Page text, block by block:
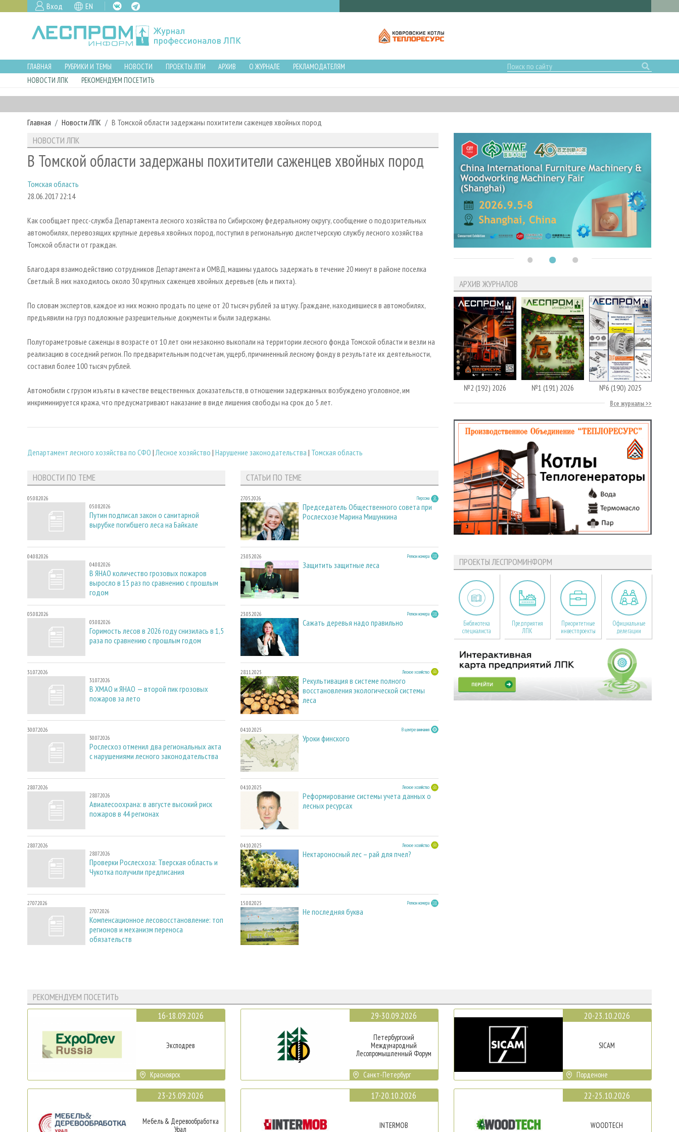
Вход EN
ГЛАВНАЯ РУБРИКИ И ТЕМЫ НОВОСТИ ПРОЕКТЫ ЛПИ АРХИВ О ЖУРНАЛЕ
РЕКЛАМОДАТЕЛЯМ
НОВОСТИ ЛПК
РЕКОМЕНДУЕМ ПОСЕТИТЬ
Главная Новости ЛПК В Томской области задержаны похитители саженцев хвойных пород
НОВОСТИ ЛПК
В Томской области задержаны похитители саженцев хвойных пород
Томская область
28.06.2017 22:14
Как сообщает пресс-служба Департамента лесного хозяйства по Сибирскому федеральному округу, сообщение о подозрительных
автомобилях, перевозящих крупные деревья хвойных пород, поступил в региональную диспетчерскую службу лесного хозяйства
Томской области от граждан.
Благодаря взаимодействию сотрудников Департамента и ОМВД, машины удалось задержать в течение 20 минут в районе поселка
Светлый. В них находилось около 30 крупных саженцев хвойных деревьев (ель и пихта).
По словам экспертов, каждое из них можно продать по цене от 20 тысяч рублей за штуку. Граждане, находившиеся в автомобилях,
предъявили на груз подложные разрешительные документы и были задержаны.
Полутораметровые саженцы в возрасте от 10 лет они незаконно выкопали на территории лесного фонда Томской области и везли на
реализацию в соседний регион. По предварительным подсчетам, ущерб, причиненный лесному фонду в результате их деятельности,
составил более 100 тысяч рублей.
Автомобили с грузом изъяты в качестве вещественных доказательств, в отношении задержанных возбуждено уголовное, им
инкриминируется кража, что предусматривают наказание в виде лишения свободы на срок до 5 лет.
Департамент лесного хозяйства по СФО | Лесное хозяйство | Нарушение законодательства | Томская область
НОВОСТИ ПО ТЕМЕ
05.08.2026
05.08.2026
Путин подписал закон о санитарной
вырубке погибшего леса на Байкале
04.08.2026
04.08.2026
В ЯНАО количество грозовых пожаров
выросло в 15 раз по сравнению с прошлым
годом
03.08.2026
03.08.2026
Горимость лесов в 2026 году снизилась в 1,5
раза по сравнению с прошлым годом
31.07.2026
31.07.2026
В ХМАО и ЯНАО — второй пик грозовых
пожаров за лето
30.07.2026
30.07.2026
Рослесхоз отменил два региональных акта
с нарушениями лесного законодательства
28.07.2026
28.07.2026
Авиалесоохрана: в августе высокий риск
пожаров в 44 регионах
28.07.2026
28.07.2026
Проверки Рослесхоза: Тверская область и
Чукотка получили предписания
27.07.2026
27.07.2026
Компенсационное лесовосстановление: топ
регионов и механизм переноса
обязательств
СТАТЬИ ПО ТЕМЕ
27.05.2026 Персона
Председатель Общественного совета при
Рослесхозе Марина Мишункина
23.03.2026 Регион номера
Защитить защитные леса
23.03.2026 Регион номера
Сажать деревья надо правильно
28.11.2025 Лесное хозяйство
Рекультивация в системе полного
восстановления экологической системы
леса
04.10.2025 В центре внимания
Уроки финского
04.10.2025 Лесное хозяйство
Реформирование системы учета данных о
лесных ресурсах
04.10.2025 Лесное хозяйство
Нектароносный лес – рай для пчел?
15.08.2025 Регион номера
Не последняя буква
АРХИВ ЖУРНАЛОВ
№2 (192) 2026 №1 (191) 2026 №6 (190) 2025
Все журналы
ПРОЕКТЫ ЛЕСПРОМИНФОРМ
Библиотека
специалиста
Предприятия
ЛПК
Приоритетные
инвестпроекты
Официальные
делегации
РЕКОМЕНДУЕМ ПОСЕТИТЬ
16-18.09.2026
Эксподрев
Красноярск
23-25.09.2026
Мебель & Деревообработка
Урал
29-30.09.2026
Петербургский
Международный
Лесопромышленный Форум
Санкт-Петербург
17-20.10.2026
INTERMOB
20-23.10.2026
SICAM
Порденоне
22-25.10.2026
WOODTECH